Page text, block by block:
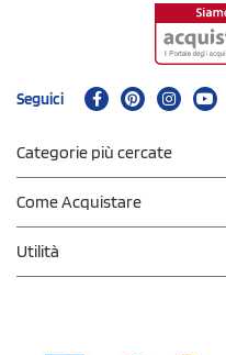
Seguici
Categorie più cercate
Come Acquistare
Utilità